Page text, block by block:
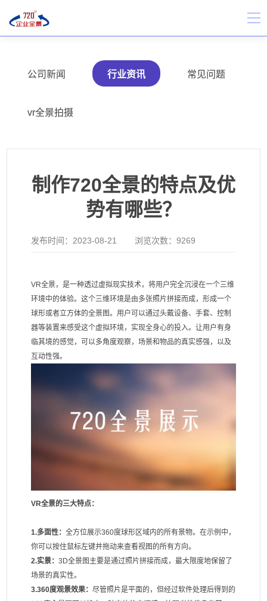
公司新闻 行业资讯 常见问题
vr全景拍摄
制作720全景的特点及优
势有哪些？
发布时间： 2023-08-21 浏览次数：9269
VR全景，是一种透过虚拟现实技术，将用户完全沉浸在一个三维
环境中的体验。这个三维环境是由多张照片拼接而成，形成一个
球形或者立方体的全景图。用户可以通过头戴设备、手套、控制
器等装置来感受这个虚拟环境，实现全身心的投入。让用户有身
临其境的感觉，可以多角度观察，场景和物品的真实感强，以及
互动性强。
VR全景的三大特点：
1.多面性：全方位展示360度球形区域内的所有景物。在示例中，
你可以按住鼠标左键并拖动来查看视图的所有方向。
2.实景：3D全景图主要是通过照片拼接而成，最大限度地保留了
场景的真实性。
3.360度观景效果：尽管照片是平面的，但经过软件处理后得到的